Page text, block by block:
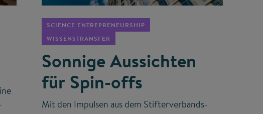
SCIENCE ENTREPRENEURSHIP
WISSENSTRANSFER
Sonnige Aussichten
für Spin-offs
Mit den Impulsen aus dem Stifterverbands-